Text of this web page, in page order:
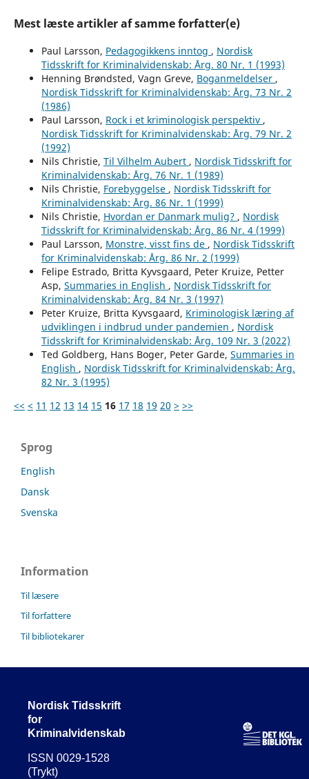
Mest læste artikler af samme forfatter(e)
Paul Larsson, Pedagogikkens inntog , Nordisk
Tidsskrift for Kriminalvidenskab: Årg. 80 Nr. 1 (1993)
Henning Brøndsted, Vagn Greve, Boganmeldelser ,
Nordisk Tidsskrift for Kriminalvidenskab: Årg. 73 Nr. 2
(1986)
Paul Larsson, Rock i et kriminologisk perspektiv ,
Nordisk Tidsskrift for Kriminalvidenskab: Årg. 79 Nr. 2
(1992)
Nils Christie, Til Vilhelm Aubert , Nordisk Tidsskrift for
Kriminalvidenskab: Årg. 76 Nr. 1 (1989)
Nils Christie, Forebyggelse , Nordisk Tidsskrift for
Kriminalvidenskab: Årg. 86 Nr. 1 (1999)
Nils Christie, Hvordan er Danmark mulig? , Nordisk
Tidsskrift for Kriminalvidenskab: Årg. 86 Nr. 4 (1999)
Paul Larsson, Monstre, visst fins de , Nordisk Tidsskrift
for Kriminalvidenskab: Årg. 86 Nr. 2 (1999)
Felipe Estrado, Britta Kyvsgaard, Peter Kruize, Petter
Asp, Summaries in English , Nordisk Tidsskrift for
Kriminalvidenskab: Årg. 84 Nr. 3 (1997)
Peter Kruize, Britta Kyvsgaard, Kriminologisk læring af
udviklingen i indbrud under pandemien , Nordisk
Tidsskrift for Kriminalvidenskab: Årg. 109 Nr. 3 (2022)
Ted Goldberg, Hans Boger, Peter Garde, Summaries in
English , Nordisk Tidsskrift for Kriminalvidenskab: Årg.
82 Nr. 3 (1995)
<< < 11 12 13 14 15 16 17 18 19 20 > >>
Sprog
English
Dansk
Svenska
Information
Til læsere
Til forfattere
Til bibliotekarer
Nordisk Tidsskrift
for
Kriminalvidenskab
ISSN 0029-1528
(Trykt)